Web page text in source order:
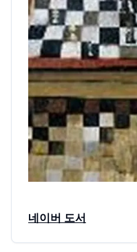
네이버 도서